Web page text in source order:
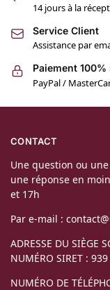
14 jours à la
Service Client
Assistance par
Paiement
PayPal /
CONTACT
Une question ou
une réponse en
et 17h
Par e-mail :
ADRESSE DU SIÈGE
NUMÉRO SIRET :
NUMÉRO DE